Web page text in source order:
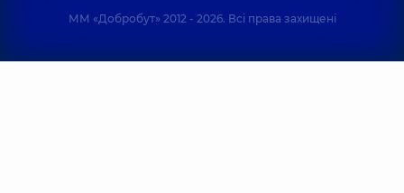
ММ «Добробут» 2012 - 2026. Всі права захищені